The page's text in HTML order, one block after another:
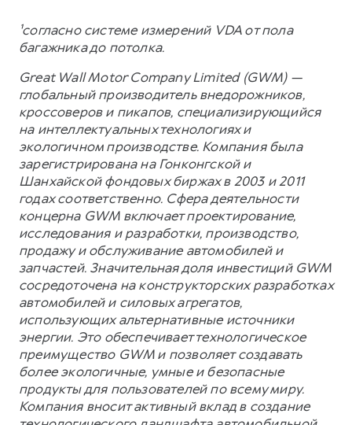
¹согласно системе измерений VDA от пола
багажника до потолка.
Great Wall Motor Company Limited (GWM) —
глобальный производитель внедорожников,
кроссоверов и пикапов, специализирующийся
на интеллектуальных технологиях и
экологичном производстве. Компания была
зарегистрирована на Гонконгской и
Шанхайской фондовых биржах в 2003 и 2011
годах соответственно. Сфера деятельности
концерна GWM включает проектирование,
исследования и разработки, производство,
продажу и обслуживание автомобилей и
запчастей. Значительная доля инвестиций GWM
сосредоточена на конструкторских разработках
автомобилей и силовых агрегатов,
использующих альтернативные источники
энергии. Это обеспечивает технологическое
преимущество GWM и позволяет создавать
более экологичные, умные и безопасные
продукты для пользователей по всему миру.
Компания вносит активный вклад в создание